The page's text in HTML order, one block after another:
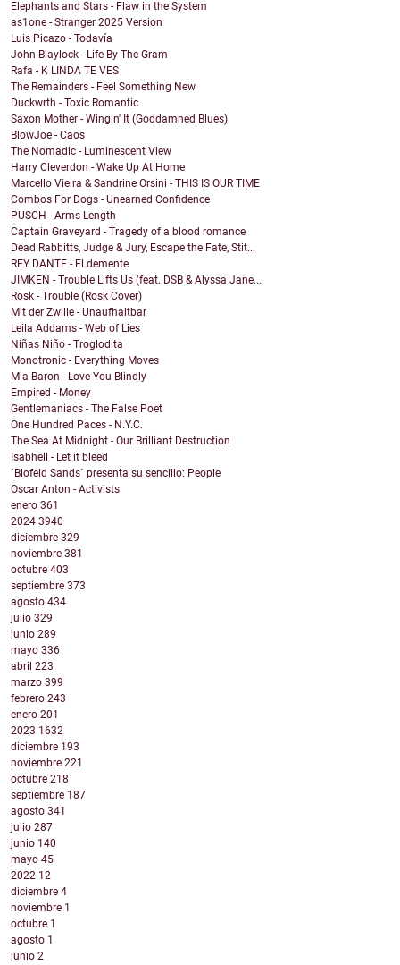
Elephants and Stars - Flaw in the System
as1one - Stranger 2025 Version
Luis Picazo - Todavía
John Blaylock - Life By The Gram
Rafa - K LINDA TE VES
The Remainders - Feel Something New
Duckwrth - Toxic Romantic
Saxon Mother - Wingin' It (Goddamned Blues)
BlowJoe - Caos
The Nomadic - Luminescent View
Harry Cleverdon - Wake Up At Home
Marcello Vieira & Sandrine Orsini - THIS IS OUR TIME
Combos For Dogs - Unearned Confidence
PUSCH - Arms Length
Captain Graveyard - Tragedy of a blood romance
Dead Rabbitts, Judge & Jury, Escape the Fate, Stit...
REY DANTE - El demente
JIMKEN - Trouble Lifts Us (feat. DSB & Alyssa Jane...
Rosk - Trouble (Rosk Cover)
Mit der Zwille - Unaufhaltbar
Leila Addams - Web of Lies
Niñas Niño - Troglodita
Monotronic - Everything Moves
Mia Baron - Love You Blindly
Empired - Money
Gentlemaniacs - The False Poet
One Hundred Paces - N.Y.C.
The Sea At Midnight - Our Brilliant Destruction
Isabhell - Let it bleed
´Blofeld Sands´ presenta su sencillo: People
Oscar Anton - Activists
enero 361
2024 3940
diciembre 329
noviembre 381
octubre 403
septiembre 373
agosto 434
julio 329
junio 289
mayo 336
abril 223
marzo 399
febrero 243
enero 201
2023 1632
diciembre 193
noviembre 221
octubre 218
septiembre 187
agosto 341
julio 287
junio 140
mayo 45
2022 12
diciembre 4
noviembre 1
octubre 1
agosto 1
junio 2